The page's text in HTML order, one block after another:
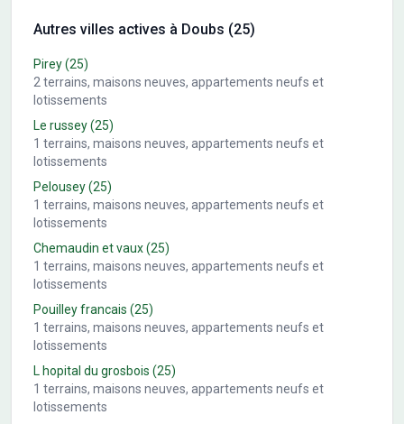
Autres villes actives à Doubs (25)
Pirey(25)
2terrains, maisons neuves, appartements neufs et
lotissements
Le russey(25)
1 terrains, maisons neuves, appartements neufs et
lotissements
Pelousey(25)
1 terrains, maisons neuves, appartements neufs et
lotissements
Chemaudin et vaux(25)
1 terrains, maisons neuves, appartements neufs et
lotissements
Pouilley francais (25)
1 terrains, maisons neuves, appartements neufs et
lotissements
L hopital du grosbois (25)
1 terrains, maisons neuves, appartements neufs et
lotissements